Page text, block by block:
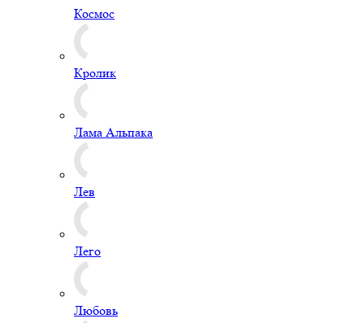
Космос
Кролик
Лама Альпака
Лев
Лего
Любовь